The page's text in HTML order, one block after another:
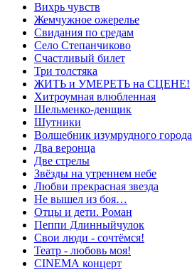
Вихрь чувств
Жемчужное ожерелье
Свидания по средам
Село Степанчиково
Счастливый билет
Три толстяка
ЖИТЬ и УМЕРЕТЬ на СЦЕНЕ!
Хитроумная влюбленная
Шельменко-денщик
Шутники
Волшебник изумрудного города
Два веронца
Две стрелы
Звёзды на утреннем небе
Любви прекрасная звезда
Не вышел из боя…
Отцы и дети. Роман
Пеппи Длинныйчулок
Свои люди - сочтёмся!
Театр - любовь моя!
СINЕМА концерт